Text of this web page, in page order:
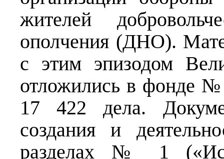
жителей
ополчения (ДНО).
с этим эпизодом
отложились в фонде №
17 422 дела.
создания и
разделах № 1